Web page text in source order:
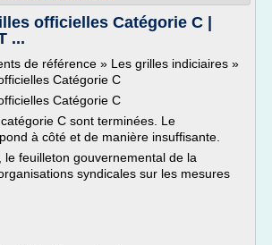
officielles Catégorie C |
...
de référence » Les grilles indiciaires »
Catégorie C
Catégorie C
C sont terminées. Le
à côté et de manière insuffisante.
le feuilleton gouvernemental de la
syndicales sur les mesures